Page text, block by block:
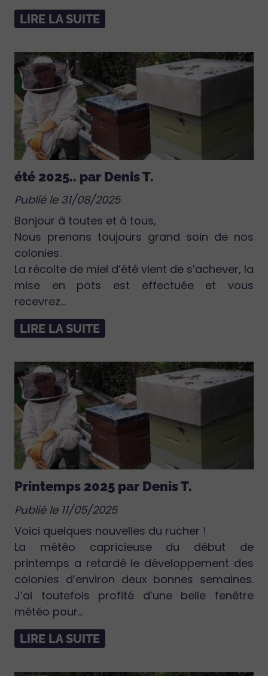
LIRE LA SUITE
été 2025.. par Denis T.
Publié le 31/08/2025
Bonjour à toutes et à tous,
Nous prenons toujours grand soin de nos
colonies.
La récolte de miel d’été vient de s’achever, la
mise en pots est effectuée et vous
recevrez...
LIRE LA SUITE
Printemps 2025 par Denis T.
Publié le 11/05/2025
Voici quelques nouvelles du rucher !
La météo capricieuse du début de
printemps a retardé le développement des
colonies d’environ deux bonnes semaines.
J’ai toutefois profité d’une belle fenêtre
météo pour...
LIRE LA SUITE